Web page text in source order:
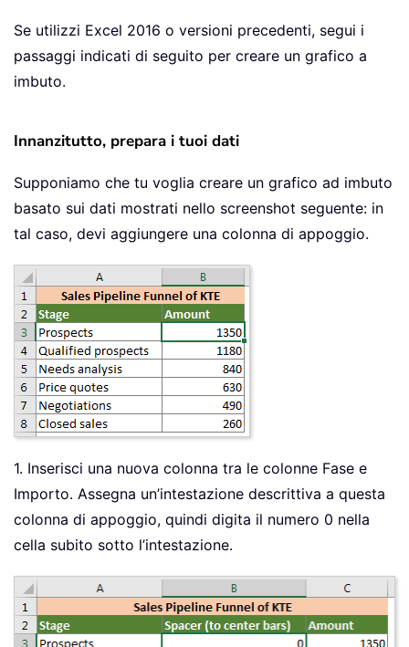
Se utilizzi Excel 2016 o versioni precedenti, segui i
passaggi indicati di seguito per creare un grafico a
imbuto.
Innanzitutto, prepara i tuoi dati
Supponiamo che tu voglia creare un grafico ad imbuto
basato sui dati mostrati nello screenshot seguente: in
tal caso, devi aggiungere una colonna di appoggio.
1. Inserisci una nuova colonna tra le colonne Fase e
Importo. Assegna un’intestazione descrittiva a questa
colonna di appoggio, quindi digita il numero 0 nella
cella subito sotto l’intestazione.